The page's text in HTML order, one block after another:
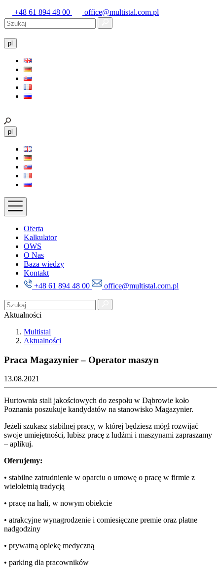
+48 61 894 48 00 office@multistal.com.pl
pl
pl
Oferta
Kalkulator
OWS
O Nas
Baza wiedzy
Kontakt
+48 61 894 48 00
office@multistal.com.pl
Aktualności
Multistal
Aktualności
Praca Magazynier – Operator maszyn
13.08.2021
Hurtownia stali jakościowych do zespołu w Dąbrowie koło
Poznania poszukuje kandydatów na stanowisko Magazynier.
Jeżeli szukasz stabilnej pracy, w której będziesz mógł rozwijać
swoje umiejętności, lubisz pracę z ludźmi i maszynami zapraszamy
– aplikuj.
Oferujemy:
• stabilne zatrudnienie w oparciu o umowę o pracę w firmie z
wieloletnią tradycją
• pracę na hali, w nowym obiekcie
• atrakcyjne wynagrodzenie i comiesięczne premie oraz płatne
nadgodziny
• prywatną opiekę medyczną
• parking dla pracowników